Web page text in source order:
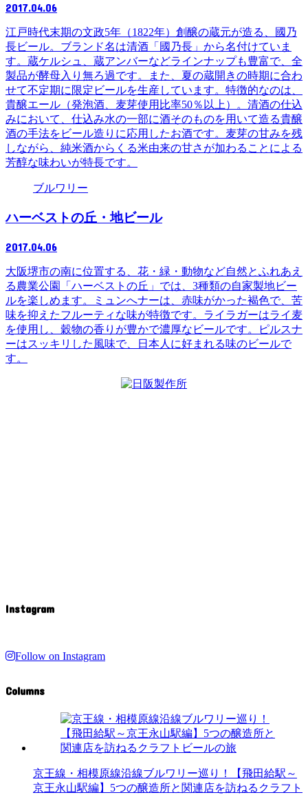
2017.04.06
江戸時代末期の文政5年（1822年）創醸の蔵元が造る、國乃
長ビール。ブランド名は清酒「國乃長」から名付けていま
す。蔵ケルシュ、蔵アンバーなどラインナップも豊富で、全
製品が酵母入り無ろ過です。また、夏の蔵開きの時期に合わ
せて不定期に限定ビールを生産しています。特徴的なのは、
貴醸エール（発泡酒、麦芽使用比率50％以上）。清酒の仕込
みにおいて、仕込み水の一部に酒そのものを用いて造る貴醸
酒の手法をビール造りに応用したお酒です。麦芽の甘みを残
しながら、純米酒からくる米由来の甘さが加わることによる
芳醇な味わいが特長です。
ブルワリー
ハーベストの丘・地ビール
2017.04.06
大阪堺市の南に位置する、花・緑・動物など自然とふれあえ
る農業公園「ハーベストの丘」では、3種類の自家製地ビー
ルを楽しめます。ミュンへナーは、赤味がかった褐色で、苦
味を抑えたフルーティな味が特徴です。ライラガーはライ麦
を使用し、穀物の香りが豊かで濃厚なビールです。ピルスナ
ーはスッキリした風味で、日本人に好まれる味のビールで
す。
Instagram
Follow on Instagram
Columns
京王線・相模原線沿線ブルワリー巡り！【飛田給駅～
京王永山駅編】5つの醸造所と関連店を訪ねるクラフト